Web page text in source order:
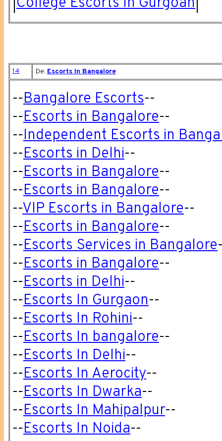
14 De: Escorts In Bangalore
--Bangalore Escorts--
--Escorts in Bangalore--
--Independent Escorts in
--Escorts in Delhi--
--Escorts in Bangalore--
--Escorts in Bangalore--
--VIP Escorts in Bangalore--
--Escorts in Bangalore--
--Escorts Services in Bangalore
--Escorts in Bangalore--
--Escorts in Delhi--
--Escorts In Gurgaon--
--Escorts In Rohini--
--Escorts In bangalore--
--Escorts In Delhi--
--Escorts In Aerocity--
--Escorts In Dwarka--
--Escorts In Mahipalpur--
--Escorts In Noida--